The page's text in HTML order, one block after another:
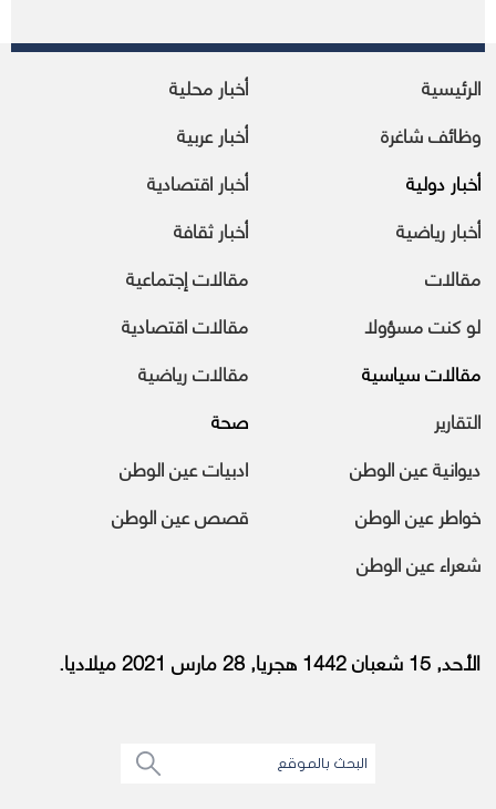
الرئيسية
أخبار محلية
وظائف شاغرة
أخبار عربية
أخبار دولية
أخبار اقتصادية
أخبار رياضية
أخبار ثقافة
مقالات
مقالات إجتماعية
لو كنت مسؤولا
مقالات اقتصادية
مقالات سياسية
مقالات رياضية
التقارير
صحة
ديوانية عين الوطن
ادبيات عين الوطن
خواطر عين الوطن
قصص عين الوطن
شعراء عين الوطن
الأحد, 15 شعبان 1442 هجريا, 28 مارس 2021 ميلاديا.